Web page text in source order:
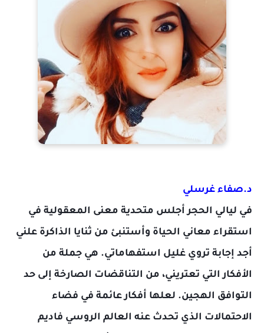
د.صفاء غرسلي
في ليالي الحجر أجلس متحدية معنى المعقولية في
استقراء معاني الحياة وأستنبئ من ثنايا الذاكرة علني
أجد إجابة تروي غليل استفهاماتي. هي جملة من
الأفكار التي تعتريني، من التناقضات الصارخة إلى حد
التوافق الهجين. لعلها أفكار عائمة في فضاء
الاحتمالات الذي تحدث عنه العالم الروسي فاديم